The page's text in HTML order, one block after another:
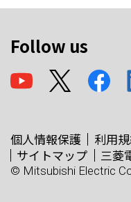
Follow us
個人情報保護 利用
サイトマップ
三菱
© Mitsubishi Electric